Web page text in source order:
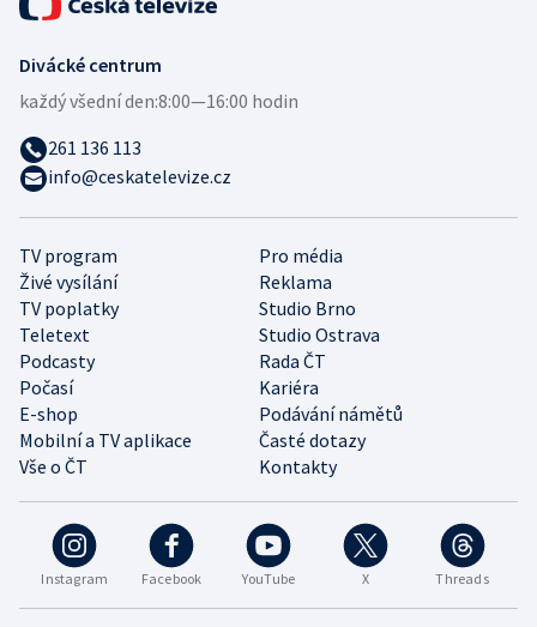
Instagram Facebook YouTube X Threads
TV program
Pro média
Živé vysílání
Reklama
TV poplatky
Studio Brno
Teletext
Studio Ostrava
Podcasty
Rada ČT
Počasí
Kariéra
E-shop
Podávání námětů
Mobilní a TV aplikace
Časté dotazy
Vše o ČT
Kontakty
Divácké centrum
každý všední den:8:00—16:00 hodin
261 136 113
info@ceskatelevize.cz